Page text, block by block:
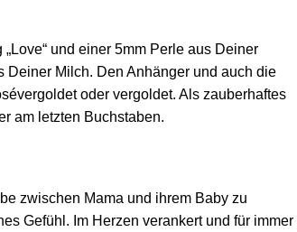
und einer 5mm Perle aus Deiner
Deiner Milch. Den Anhänger und auch die
oder vergoldet. Als zauberhaftes
am letzten Buchstaben.
zwischen Mama und ihrem Baby zu
Gefühl. Im Herzen verankert und für immer